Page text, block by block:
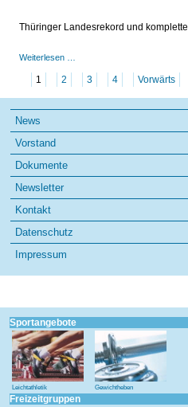
Thüringer Landesrekord und
Weiterlesen …
Mehrkampf
in
Ohrdruf
1 2 3 4 Vorwärts
Navigation
überspringen
News
Vorstand
Dokumente
Newsletter
Kontakt
Datenschutz
Impressum
Sportangebote
Leichtathletik Gewichtheben
Freizeitgruppen